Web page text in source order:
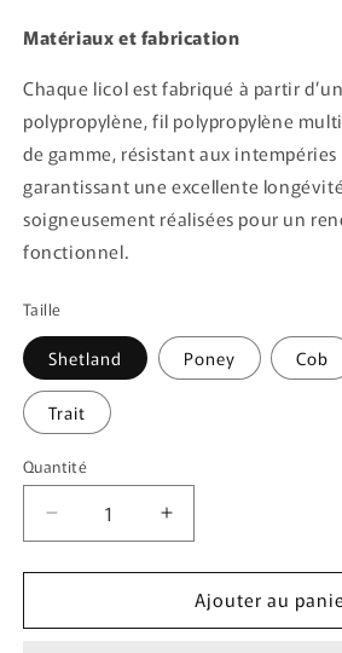
Matériaux et fabrication
Chaque licol est fabriqué à partir
polypropylène, fil polypropylène
de gamme, résistant aux intempéries
garantissant une excellente
soigneusement réalisées pour un
fonctionnel.
Taille
Shetland Poney Cob
Trait
Quantité
Quantité
Réduire
la
quantité
Licol
Augmenter
la
quantité
Licol
Ajouter au